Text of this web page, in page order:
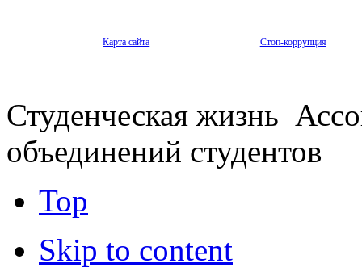
Карта сайта Стоп-коррупция
Студенческая жизнь
объединений студентов
Top
Skip to content